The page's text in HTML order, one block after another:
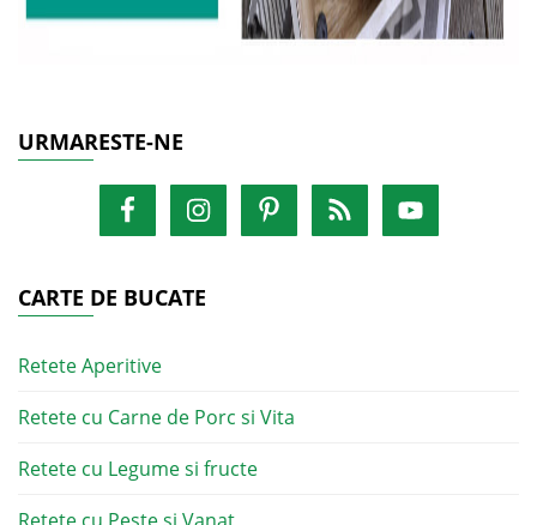
URMARESTE-NE
CARTE DE BUCATE
Retete Aperitive
Retete cu Carne de Porc si Vita
Retete cu Legume si fructe